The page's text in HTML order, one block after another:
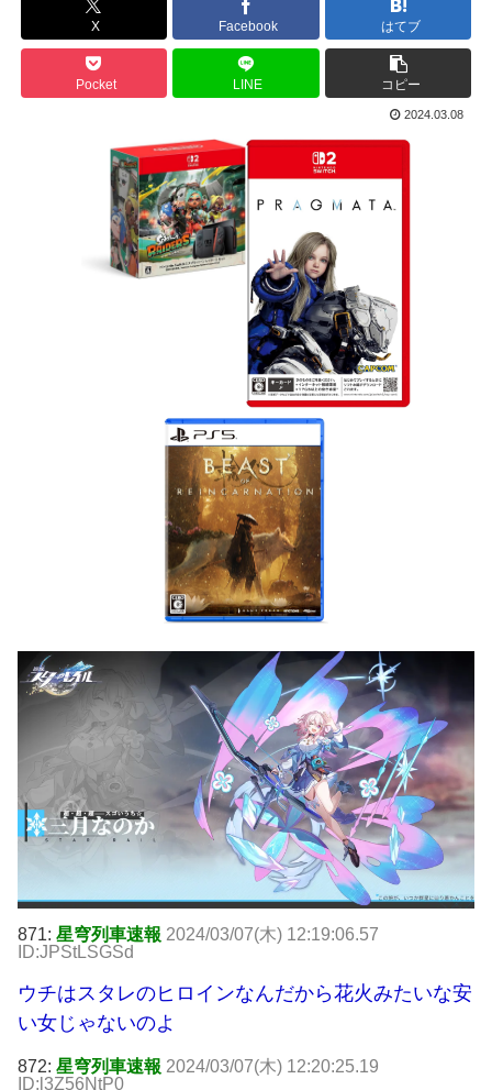
X Facebook はてブ
Pocket LINE コピー
2024.03.08
871: 星穹列車速報 2024/03/07(木) 12:19:06.57
ID:JPStLSGSd
ウチはスタレのヒロインなんだから花火みたいな安
い女じゃないのよ
872: 星穹列車速報 2024/03/07(木) 12:20:25.19
ID:l3Z56NtP0